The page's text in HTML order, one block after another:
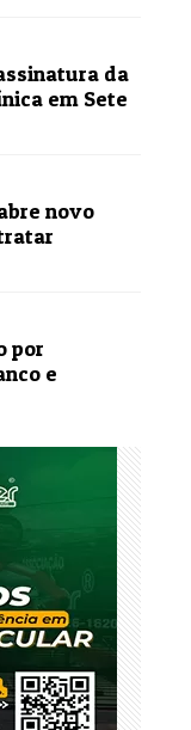
da
em Sete
novo
por
e